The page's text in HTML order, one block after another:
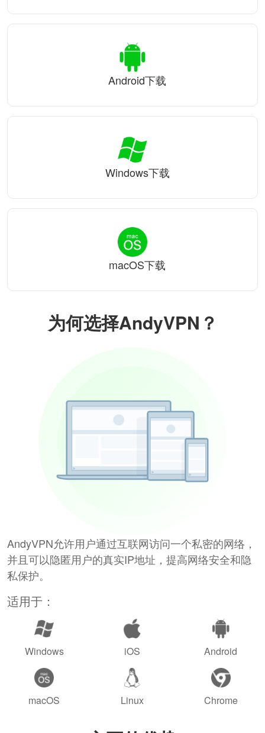
为何选择AndyVPN？
AndyVPN允许用户通过互联网访问一个私密的网络，
并且可以隐匿用户的真实IP地址，提高网络安全和隐
私保护。
适用于：
Windows iOS Android
macOS Linux Chrome
Android下载
Windows下载
macOS下载